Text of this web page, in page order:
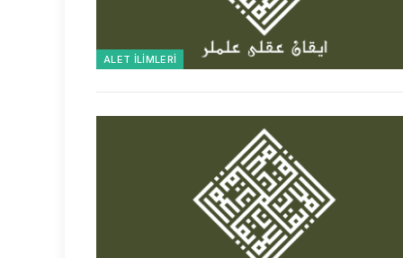
ALET İLIMLERI